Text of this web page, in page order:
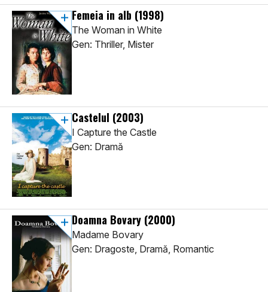
Femeia in alb (1998)
The Woman in White
Gen: Thriller, Mister
Castelul (2003)
I Capture the Castle
Gen: Dramă
Doamna Bovary (2000)
Madame Bovary
Gen: Dragoste, Dramă, Romantic